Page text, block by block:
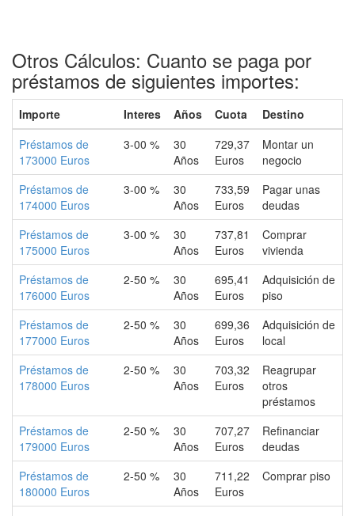
Otros Cálculos: Cuanto se paga por
préstamos de siguientes importes:
Importe Interes Años Cuota
Destino
Préstamos de
173000 Euros
3-00 %
30
Años
729,37
Euros
Montar un
negocio
Préstamos de
174000 Euros
3-00 %
30
Años
733,59
Euros
Pagar unas
deudas
Préstamos de
175000 Euros
3-00 %
30
Años
737,81
Euros
Comprar
vivienda
Préstamos de
176000 Euros
2-50 %
30
Años
695,41
Euros
Adquisición de
piso
Préstamos de
177000 Euros
2-50 %
30
Años
699,36
Euros
Adquisición de
local
Préstamos de
178000 Euros
2-50 %
30
Años
703,32
Euros
Reagrupar
otros
préstamos
Préstamos de
179000 Euros
2-50 %
30
Años
707,27
Euros
Refinanciar
deudas
Préstamos de
180000 Euros
2-50 %
30
Años
711,22
Euros
Comprar piso